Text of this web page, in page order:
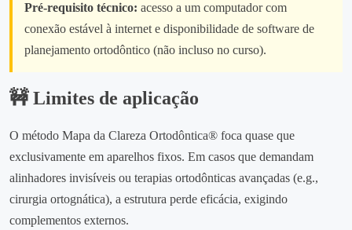
Pré‑requisito técnico: acesso a um computador com
conexão estável à internet e disponibilidade de software de
planejamento ortodôntico (não incluso no curso).
🚧 Limites de aplicação
O método Mapa da Clareza Ortodôntica® foca quase que
exclusivamente em aparelhos fixos. Em casos que demandam
alinhadores invisíveis ou terapias ortodônticas avançadas (e.g.,
cirurgia ortognática), a estrutura perde eficácia, exigindo
complementos externos.